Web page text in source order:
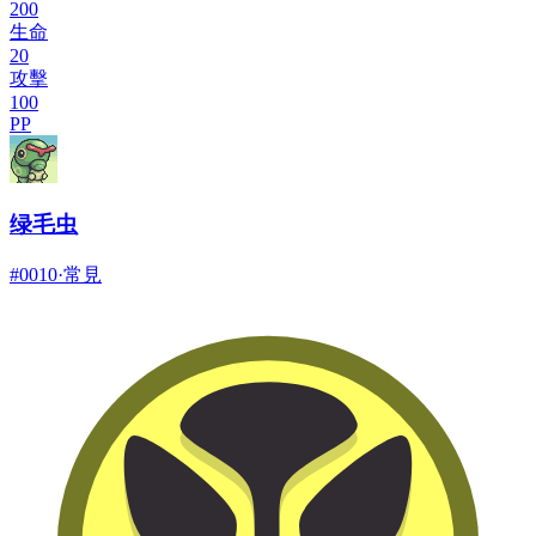
200
生命
20
攻擊
100
PP
绿毛虫
#0010·常見